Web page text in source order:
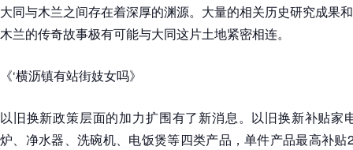
大同与木兰之间存在着深厚的渊源。大量的相关历史研究成果
木兰的传奇故事极有可能与大同这片土地紧密相连。
《‘横沥镇有站街妓女吗》
以旧换新政策层面的加力扩围有了新消息。以旧换新补贴家
炉、净水器、洗碗机、电饭煲等四类产品，单件产品最高补